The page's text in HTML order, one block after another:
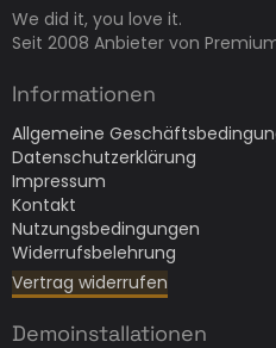
We did it, you love it.
Seit 2008 Anbieter von
Informationen
Allgemeine
Datenschutzerklärung
Impressum
Kontakt
Nutzungsbedingungen
Widerrufsbelehrung
Vertrag widerrufen
Demoinstallationen